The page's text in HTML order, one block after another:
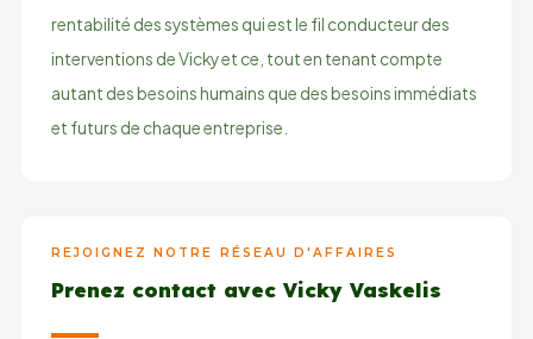
rentabilité des systèmes qui est le fil conducteur des
interventions de Vicky et ce, tout en tenant compte
autant des besoins humains que des besoins immédiats
et futurs de chaque entreprise.
REJOIGNEZ NOTRE RÉSEAU D'AFFAIRES
Prenez contact avec Vicky Vaskelis